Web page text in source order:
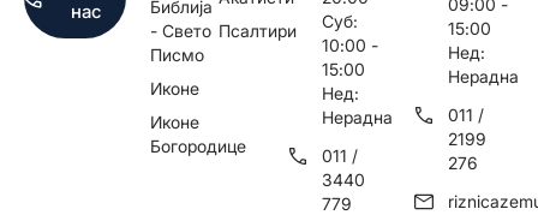
нас
Библија
- Свето
Писмо
Иконе
Иконе
Богородице
Псалтири
Суб:
10:00 -
15:00
Нед:
Нерадна
011 /
3440
779
15:00
Нед:
Нерадна
011 /
2199
276